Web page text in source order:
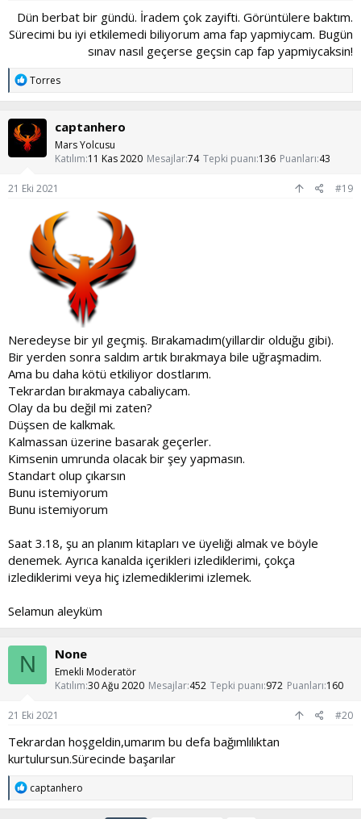
Dün berbat bir gündü. İradem çok zayifti. Görüntülere baktım.
Sürecimi bu iyi etkilemedi biliyorum ama fap yapmiycam. Bugün
sınav nasıl geçerse geçsin cap fap yapmiycaksin!​
T
p
k
l
e
Torres
captanhero
Mars Yolcusu
Katılım 11 Kas 2020 Mesajlar74 Tepki puanı 136 Puanları 43
21 Eki 2021 #19
Neredeyse bir yıl geçmiş. Bırakamadım(yillardir olduğu gibi).
Bir yerden sonra saldım artık bırakmaya bile uğraşmadim.
Ama bu daha kötü etkiliyor dostlarım.
Tekrardan bırakmaya cabaliycam.
Olay da bu değil mi zaten?
Düşsen de kalkmak.
Kalmassan üzerine basarak geçerler.
Kimsenin umrunda olacak bir şey yapmasın.
Standart olup çıkarsın
Bunu istemiyorum
Bunu istemiyorum
Saat 3.18, şu an planım kitapları ve üyeliği almak ve böyle
denemek. Ayrıca kanalda içerikleri izlediklerimi, çokça
izlediklerimi veya hiç izlemediklerimi izlemek.
Selamun aleyküm
N None
Emekli Moderatör
Katılım 30 Ağu 2020 Mesajlar 452 Tepki puanı 972 Puanları 160
21 Eki 2021 #20
Tekrardan hoşgeldin,umarım bu defa bağımlılıktan
kurtulursun.Sürecinde başarılar
T
p
captanhero